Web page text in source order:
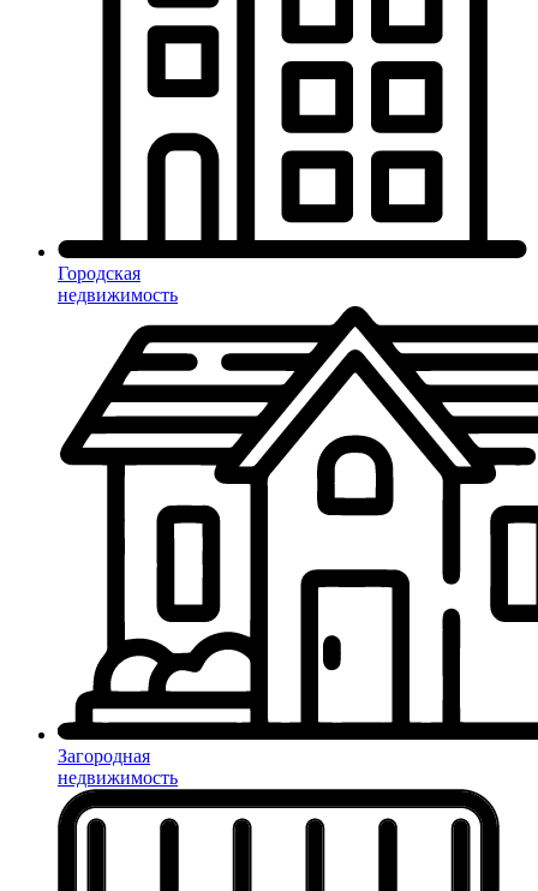
Городская
недвижимость
Загородная
недвижимость